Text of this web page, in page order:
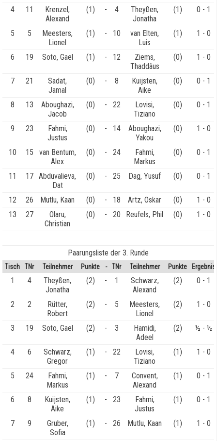
4 11
Krenzel,
Alexand
(1) - 4
Theyßen,
Jonatha
(1) 0 - 1
5 5
Meesters,
Lionel
(1) - 10
van Elten,
Luis
(1) 1 - 0
6 19 Soto, Gael (1) - 12
Ziems,
Thaddäus
(0) 1 - 0
7 21
Sadat,
Jamal
(0) - 8
Kuijsten,
Aike
(0) 0 - 1
8 13
Aboughazi,
Jacob
(0) - 22
Lovisi,
Tiziano
(0) 0 - 1
9 23
Fahmi,
Justus
(0) - 14
Aboughazi,
Yakou
(0) 1 - 0
10 15
van Bentum,
Alex
(0) - 24
Fahmi,
Markus
(0) 0 - 1
11 17
Abduvalieva,
Dat
(0) - 25 Dag, Yusuf (0) 0 - 1
12 26 Mutlu, Kaan (0) - 18 Artz, Oskar (0)
1 - 0
13
27
Olaru,
Christian
(0) - 20 Reufels, Phil (0) 1 - 0
Paarungsliste der 3. Runde
Tisch TNr Teilnehmer Punkte - TNr Teilnehmer Punkte Ergebnis
1 4
Theyßen,
Jonatha
(2) - 1
Schwarz,
Alexand
(2) 0 - 1
2 2
Rütter,
Robert
(2) - 5
Meesters,
Lionel
(2) 1 - 0
3 19 Soto, Gael (2) - 3
Hamidi,
Adeel
(2) ½ - ½
4 6
Schwarz,
Gregor
(1) - 22
Lovisi,
Tiziano
(1) 1 - 0
5 24
Fahmi,
Markus
(1) - 7
Convent,
Alexand
(1) 0 - 1
6 8
Kuijsten,
Aike
(1) - 23
Fahmi,
Justus
(1) 0 - 1
7 9
Gruber,
Sofia
(1) - 26 Mutlu, Kaan (1) 1 - 0